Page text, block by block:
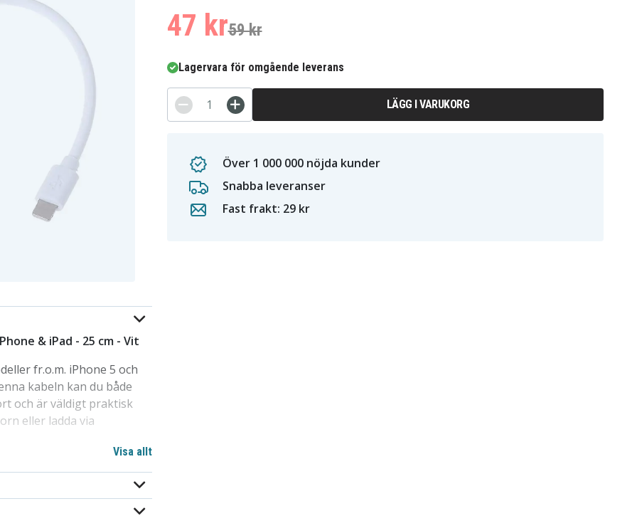
47 kr59 kr
Lagervara för omgående leverans
LÄGG I VARUKORG
Över 1 000 000 nöjda kunder
Snabba leveranser
Fast frakt: 29 kr
& iPad - 25 cm - Vit
fr.o.m. iPhone 5 och
kabeln kan du både
och är väldigt praktisk
eller ladda via
Air, iPad Mini och iPad
Visa allt